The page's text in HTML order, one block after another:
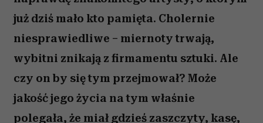
już dziś mało kto pamięta. Cholernie
niesprawiedliwe – miernoty trwają,
wybitni znikają z firmamentu sztuki. Ale
czy on by się tym przejmował? Może
jakość jego życia na tym właśnie
polegała, że miał gdzieś zaszczyty, kasę,